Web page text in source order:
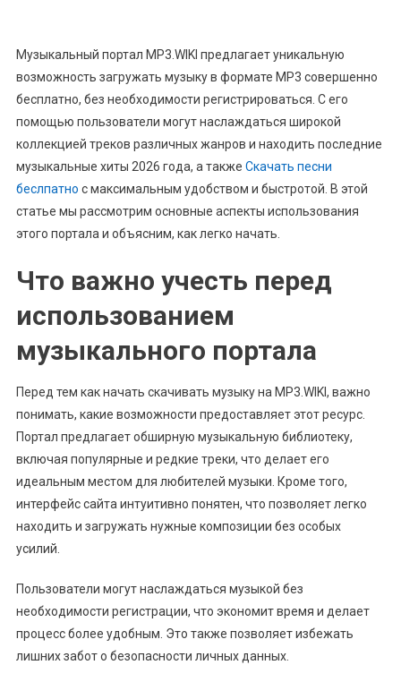
Музыкальный портал MP3.WIKI предлагает уникальную
возможность загружать музыку в формате MP3 совершенно
бесплатно, без необходимости регистрироваться. С его
помощью пользователи могут наслаждаться широкой
коллекцией треков различных жанров и находить последние
музыкальные хиты 2026 года, а также Скачать песни
беслпатно с максимальным удобством и быстротой. В этой
статье мы рассмотрим основные аспекты использования
этого портала и объясним, как легко начать.
Что важно учесть перед
использованием
музыкального портала
Перед тем как начать скачивать музыку на MP3.WIKI, важно
понимать, какие возможности предоставляет этот ресурс.
Портал предлагает обширную музыкальную библиотеку,
включая популярные и редкие треки, что делает его
идеальным местом для любителей музыки. Кроме того,
интерфейс сайта интуитивно понятен, что позволяет легко
находить и загружать нужные композиции без особых
усилий.
Пользователи могут наслаждаться музыкой без
необходимости регистрации, что экономит время и делает
процесс более удобным. Это также позволяет избежать
лишних забот о безопасности личных данных.